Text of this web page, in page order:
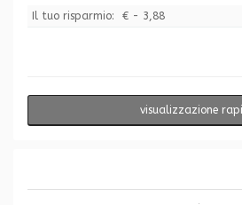
Il tuo risparmio: € - 3,88
visualizzazione